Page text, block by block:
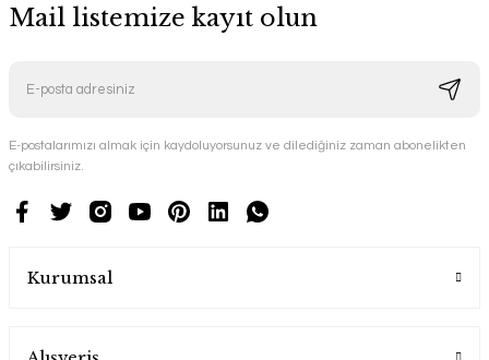
Mail listemize kayıt olun
E-postalarımızı almak için kaydoluyorsunuz ve dilediğiniz zaman abonelikten
çıkabilirsiniz.
Kurumsal